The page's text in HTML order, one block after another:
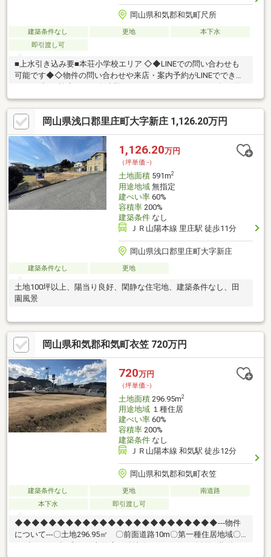
岡山県和気郡和気町尺所
建築条件なし 更地
本下水
即引渡し可
■上水引き込み要■本荘小学校エリア ◇◆LINEでの問い合わせも
可能です◆◇物件の問い合わせや来店・案内予約がLINEでできま
良不動産株式会社■ID→＠403akwjq※お友達登録後、まずはお名前
(フルネーム)をメッセージでお送り下さい※
岡山県浅口郡里庄町大字新庄 1,126.20万円
1,126.20万円
（坪単価:-）
土地面積591m2
用途地域無指定
建ぺい率60%
容積率200%
建築条件なし
ＪＲ山陽本線 里庄駅 徒歩11分
岡山県浅口郡里庄町大字新庄
建築条件なし 更地
土地100坪以上、陽当り良好、閑静な住宅地、建築条件なし、田
園風景
岡山県和気郡和気町衣笠 720万円
720万円
（坪単価:-）
土地面積296.95m2
用途地域１種住居
建ぺい率60%
容積率200%
建築条件なし
ＪＲ山陽本線 和気駅 徒歩12分
岡山県和気郡和気町衣笠
建築条件なし 更地
南道路
本下水
即引渡し可
◆◆◆◆◆◆◆◆◆◆◆◆◆◆◆◆◆◆◆◆◆◆◆◆---物件
について---〇土地296.95㎡ 〇前面道路10m〇第一種住居地域〇